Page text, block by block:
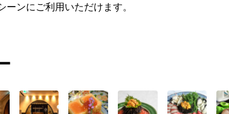
ンにご利用いただけます。